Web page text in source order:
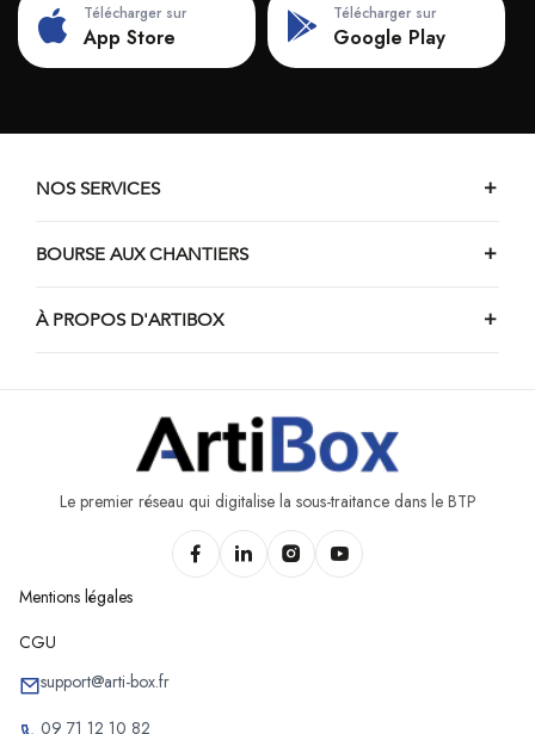
Télécharger sur
App Store
Télécharger sur
Google Play
NOS SERVICES
BOURSE AUX CHANTIERS
À PROPOS D'ARTIBOX
Le premier réseau qui digitalise la sous-traitance dans le BTP
Mentions légales
CGU
support@arti-box.fr
09 71 12 10 82